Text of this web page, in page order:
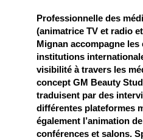
Professionnelle des
(animatrice TV et radio
Mignan accompagne les
institutions
visibilité à travers les
concept GM Beauty
traduisent par des
différentes plateformes
également l’animation
conférences et salons.